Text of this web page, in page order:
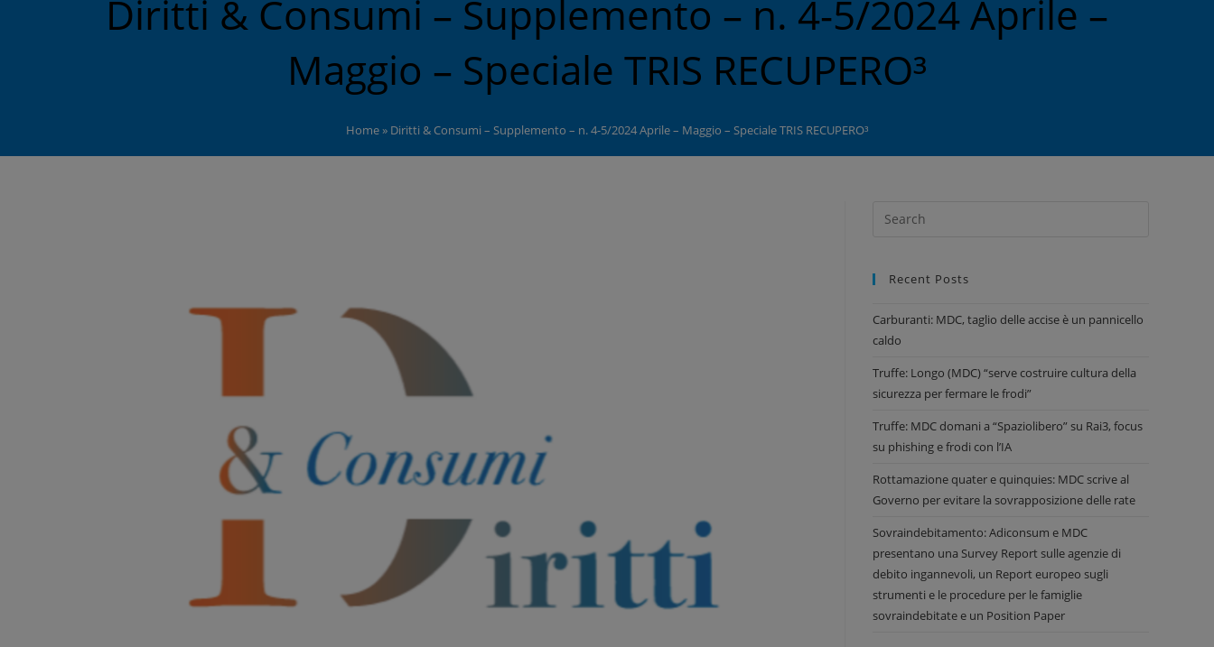
Diritti & Consumi – Supplemento – n. 4-5/2024 Aprile –
Maggio – Speciale TRIS RECUPERO³
Home» Diritti & Consumi – Supplemento – n. 4-5/2024 Aprile – Maggio – Speciale TRIS RECUPERO³
Recent Posts
Carburanti: MDC, taglio delle accise è un pannicello
caldo
Truffe: Longo (MDC) “serve costruire cultura della
sicurezza per fermare le frodi”
Truffe: MDC domani a “Spaziolibero” su Rai3, focus
su phishing e frodi con l’IA
Rottamazione quater e quinquies: MDC scrive al
Governo per evitare la sovrapposizione delle rate
Sovraindebitamento: Adiconsum e MDC
presentano una Survey Report sulle agenzie di
debito ingannevoli, un Report europeo sugli
strumenti e le procedure per le famiglie
sovraindebitate e un Position Paper